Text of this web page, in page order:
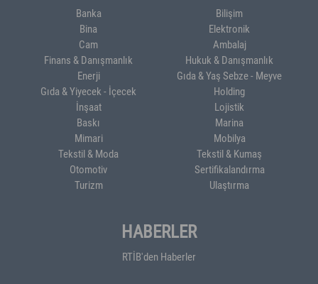
Banka
Bilişim
Bina
Elektronik
Cam
Ambalaj
Finans & Danışmanlık
Hukuk & Danışmanlık
Enerji
Gıda & Yaş Sebze - Meyve
Gıda & Yiyecek - İçecek
Holding
İnşaat
Lojistik
Baskı
Marina
Mimari
Mobilya
Tekstil & Moda
Tekstil & Kumaş
Otomotiv
Sertifikalandırma
Turizm
Ulaştırma
HABERLER
RTİB'den Haberler